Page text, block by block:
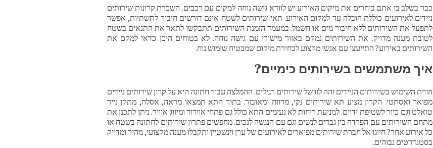
כבר בשלב בו אתם בוחרים את מיקום האירוע יש לוודא גישה נוחה למקום עם רכבים. השכרת קרונות שירותים
ניידים לאירועים כוללת הובלה עד למקום האירוע. תאי שירותים לשטח אינם דורשים חיבור לתשתיות, אפשר
לתפעל את השירותים ללא חיבור מים או חשמל. במעמד הזמנת השירותים תתבקשו לתאר את התנאים בשטח
לטובת מענה מדויק. את השירותים נמקם באזור מישורי עם גישה נוחה. לא בטוחים היכן כדאי למקם את
השירותים באירוע? התייעצו עם אנשי מקצוע לבחירת מיקום שמבטיח שימוש נוח.
איך משתמשים בשירותים כימיים?
חווית השימוש בשירותים הניידים זהה לזו של שירותים רגילים. ההמלצה עבור חתונה היא על קרון שירותים ניידים
מפואר ואסתטי. הקרון מציע תא שירותים נקי, מרווח ומאובזר. בתוך התא תמצאו מראה, אסלה, מתקן נייר
טואלט וגם כיור לשטיפת ידיים. למניעת ריחות לא נעימים התא כולל גם פתחי אוורור ומיזוג אוויר. ניתן לתכנן את
מתחם השירותים עם הפרדה בין גברים לנשים וגם עם הנגשה לנכים. מחפשים פתרון שירותים לחתונה בשטח או
כל אירוע אחר? חייגו אל חברת שירותים מפוארים לאירועים של ערן וינשטיין ותקבלו מענה מקצועי, מהיר ומדויק
בסטנדרטים גבוהים.